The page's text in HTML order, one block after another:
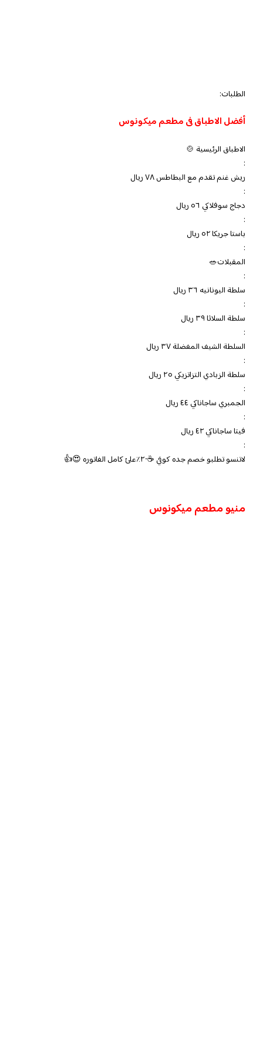
الطلبات:
أفضل الاطباق فى مطعم ميكونوس
الاطباق الرئيسية 🍲
:
ريش غنم تقدم مع البطاطس ٧٨ ريال
:
دجاج سوفلاكي ٥٦ ريال
:
باستا جريكا ٥٢ ريال
:
المقبلات🥗
:
سلطة اليونانيه ٣٦ ريال
:
سلطة السلاثا ٣٩ ريال
:
السلطة الشيف المفضلة ٣٧ ريال
:
سلطة الزبادي التزاتزيكي ٢٥ ريال
:
الجمبري ساجاناكي ٤٤ ريال
:
فيتا ساجاناكي ٤٢ ريال
:
لاتنسو تطلبو خصم جده كوفي ☕️٢٠٪؜علئ كامل الفاتوره 😍👍
منيو مطعم ميكونوس